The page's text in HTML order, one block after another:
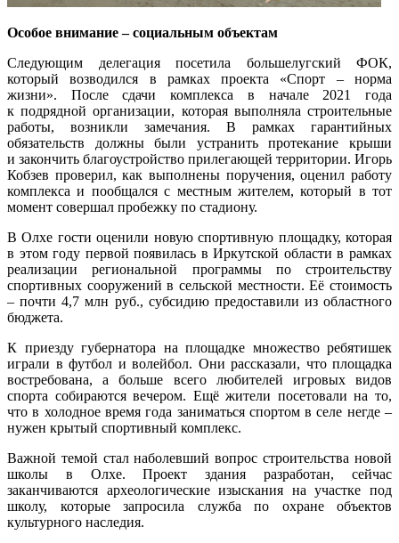
Особое внимание – социальным объектам
Следующим делегация посетила большелугский ФОК,
который возводился в рамках проекта «Спорт – норма
жизни». После сдачи комплекса в начале 2021 года
к подрядной организации, которая выполняла строительные
работы, возникли замечания. В рамках гарантийных
обязательств должны были устранить протекание крыши
и закончить благоустройство прилегающей территории. Игорь
Кобзев проверил, как выполнены поручения, оценил работу
комплекса и пообщался с местным жителем, который в тот
момент совершал пробежку по стадиону.
В Олхе гости оценили новую спортивную площадку, которая
в этом году первой появилась в Иркутской области в рамках
реализации региональной программы по строительству
спортивных сооружений в сельской местности. Её стоимость
– почти 4,7 млн руб., субсидию предоставили из областного
бюджета.
К приезду губернатора на площадке множество ребятишек
играли в футбол и волейбол. Они рассказали, что площадка
востребована, а больше всего любителей игровых видов
спорта собираются вечером. Ещё жители посетовали на то,
что в холодное время года заниматься спортом в селе негде –
нужен крытый спортивный комплекс.
Важной темой стал наболевший вопрос строительства новой
школы в Олхе. Проект здания разработан, сейчас
заканчиваются археологические изыскания на участке под
школу, которые запросила служба по охране объектов
культурного наследия.